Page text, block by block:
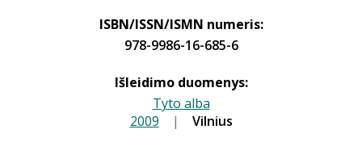
ISBN/ISSN/ISMN numeris:
978-9986-16-685-6
Išleidimo duomenys:
Tyto alba
2009 | Vilnius